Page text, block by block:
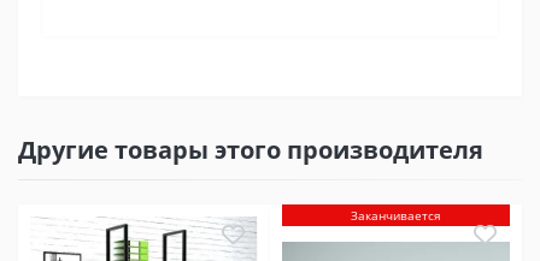
Другие товары этого производителя
Заканчивается